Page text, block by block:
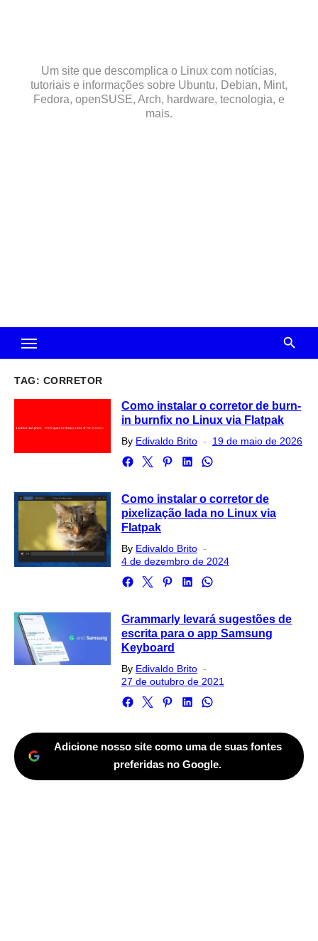
Um site que descomplica o Linux com notícias,
tutoriais e informações sobre Ubuntu, Debian, Mint,
Fedora, openSUSE, Arch, hardware, tecnologia, e
mais.
TAG: CORRETOR
Como instalar o corretor de burn-
in burnfix no Linux via Flatpak
By Edivaldo Brito
Posted
19 de maio de 2026
Como instalar o corretor de
pixelização lada no Linux via
Flatpak
By Edivaldo Brito
on
4 de dezembro de 2024
Grammarly levará sugestões de
escrita para o app Samsung
Keyboard
By Edivaldo Brito
on
27 de outubro de 2021
Adicione nosso site como uma de suas fontes
preferidas no Google.